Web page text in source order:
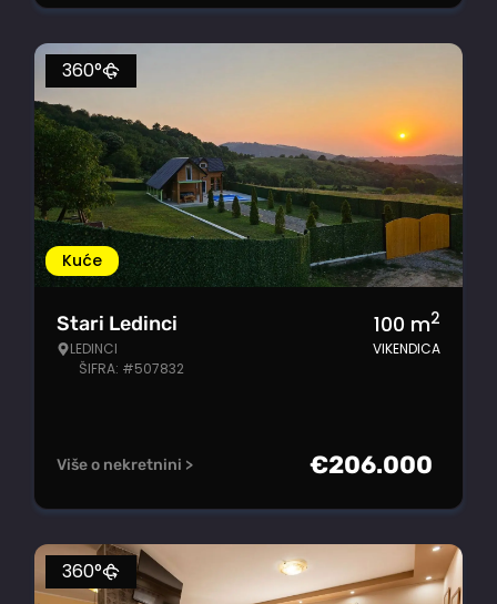
Kuće
360°
Stari Ledinci
LEDINCI
ŠIFRA: #507832
100 m2
VIKENDICA
Više o nekretnini > €206.000
360°